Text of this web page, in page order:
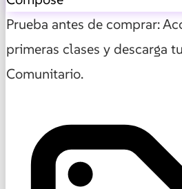
Prueba antes de comprar:
primeras clases y descarga
Comunitario.